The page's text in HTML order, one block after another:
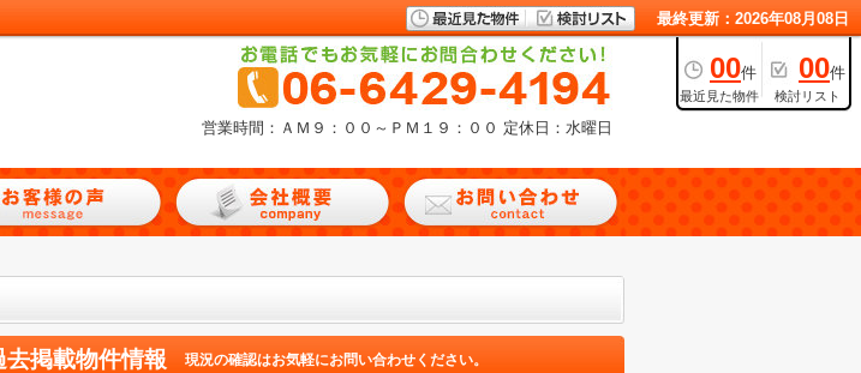
最終更新：2026年08月08日
00件
最近見た物件
00件
検討リスト
営業時間：ＡＭ９：００～ＰＭ１９：００ 定休日：水曜日
去掲載物件情報 現況の確認はお気軽にお問い合わせください。